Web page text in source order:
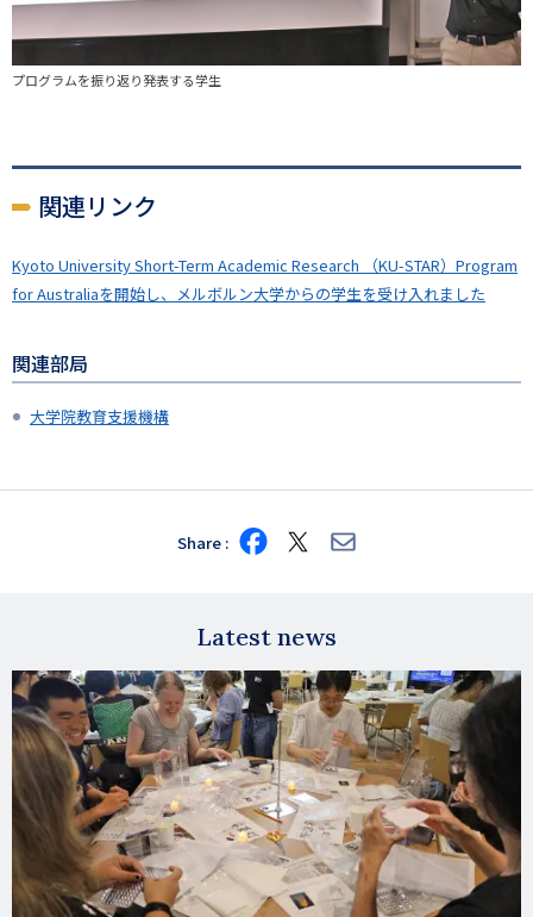
プログラムを振り返り発表する学生
関連リンク
Kyoto University Short-Term Academic Research （KU-STAR）Program
for Australiaを開始し、メルボルン大学からの学生を受け入れました
関連部局
大学院教育支援機構
Share Share
on
Share
on
Share
via
Latest news